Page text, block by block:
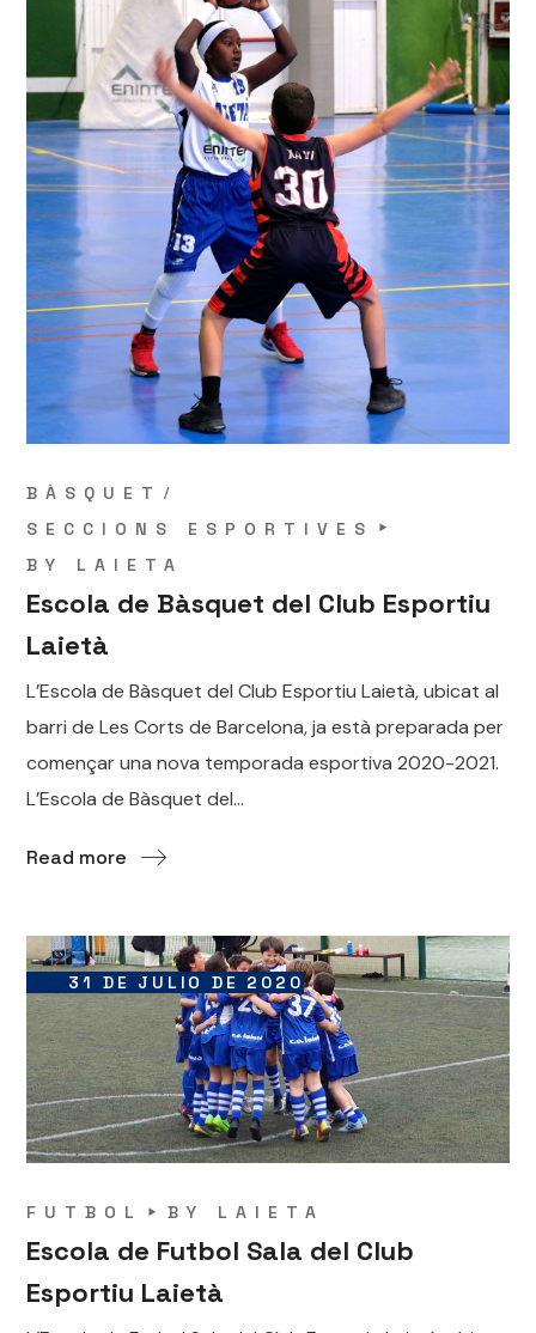
BÀSQUET
SECCIONS ESPORTIVES
BY LAIETA
Escola de Bàsquet del Club Esportiu
Laietà
L’Escola de Bàsquet del Club Esportiu Laietà, ubicat al
barri de Les Corts de Barcelona, ja està preparada per
començar una nova temporada esportiva 2020-2021.
L’Escola de Bàsquet del...
Read more
31 DE JULIO DE 2020
FUTBOL BY LAIETA
Escola de Futbol Sala del Club
Esportiu Laietà